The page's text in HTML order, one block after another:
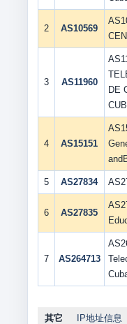
2 AS10569
3 AS11960
DE
4 AS15151
5 AS27834
6 AS27835
7 AS264713
其它 IP地址信息